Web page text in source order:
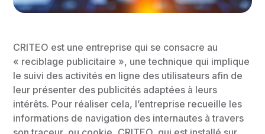
CRITEO est une entreprise qui se consacre au
« reciblage publicitaire », une technique qui implique
le suivi des activités en ligne des utilisateurs afin de
leur présenter des publicités adaptées à leurs
intérêts. Pour réaliser cela, l’entreprise recueille les
informations de navigation des internautes à travers